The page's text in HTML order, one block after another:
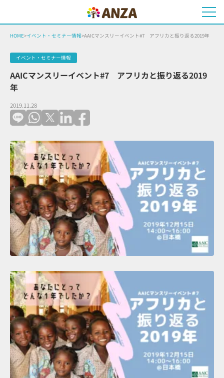
HOME>イベント・セミナー情報>AAICマンスリーイベント#7 アフリカと振り返る2019年
イベント・セミナー情報
AAICマンスリーイベント#7 アフリカと振り返る2019
年
2019.11.28